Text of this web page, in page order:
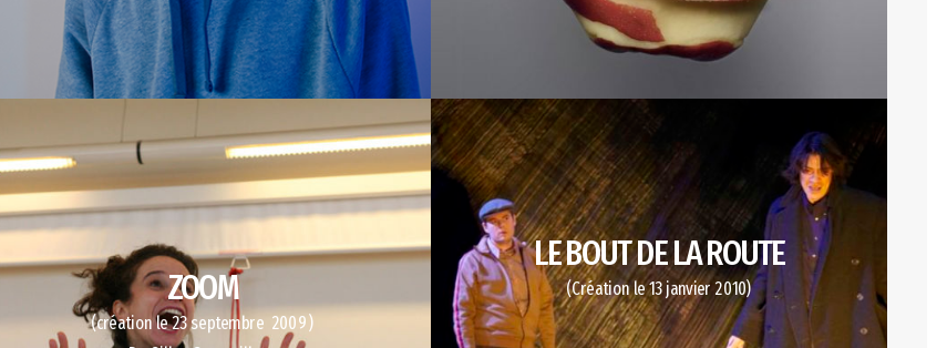
ZOOM
(création le 23 septembre 2009 )
LE BOUT DE LA ROUTE
(Création le 13 janvier 2010)